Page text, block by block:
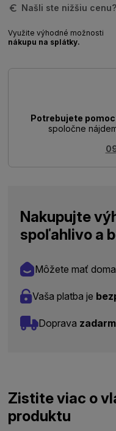
Našli ste nižšiu
Využite výhodné možnosti
nákupu na splátky.
Potrebujete
spoločne
Nakupujte
spoľahlivo a
Môžete mať doma
Vaša platba je
Doprava
Zistite viac o
produktu